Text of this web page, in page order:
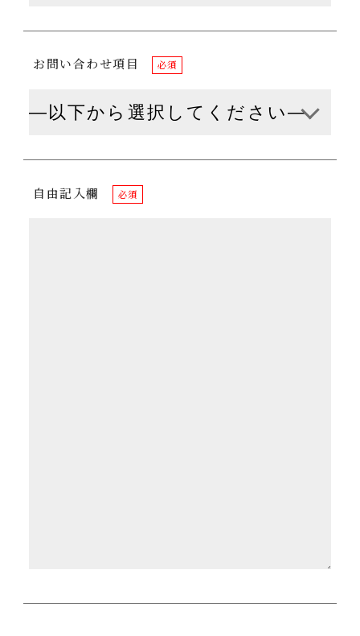
お問い合わせ項目 必須
自由記入欄 必須